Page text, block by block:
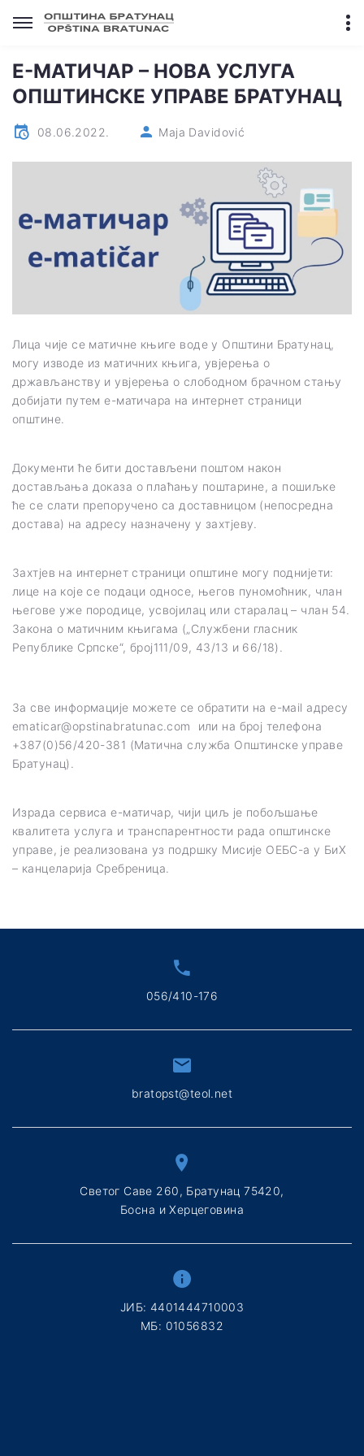
Е-МАТИЧАР – НОВА УСЛУГА
ОПШТИНСКЕ УПРАВЕ БРАТУНАЦ
08.06.2022. Maja Davidović
Лица чије се матичне књиге воде у Општини Братунац,
могу изводе из матичних књига, увјерења о
држављанству и увјерења о слободном брачном стању
добијати путем е-матичара на интернет страници
општине.
Документи ће бити достављени поштом након
достављања доказа о плаћању поштарине, а пошиљке
ће се слати препоручено са доставницом (непосредна
достава) на адресу назначену у захтјеву.
Захтјев на интернет страници општине могу поднијети:
лице на које се подаци односе, његов пуномоћник, члан
његове уже породице, усвојилац или старалац – члан 54.
Закона о матичним књигама („Службени гласник
Републике Српске“, број111/09, 43/13 и 66/18).
За све информације можете се обратити на е-мail адресу
ematicar@opstinabratunac.com
или на број телефона
+387(0)56/420-381 (Матична служба Општинске управе
Братунац).
Израда сервиса е-матичар, чији циљ је побољшање
квалитета услуга и транспарентности рада општинске
управе, је реализована уз подршку Мисије ОЕБС-а у БиХ
– канцеларија Сребреница.
056/410-176
bratopst@teol.net
Светог Саве 260, Братунац 75420,
Босна и Херцеговина
ЈИБ: 4401444710003
МБ: 01056832